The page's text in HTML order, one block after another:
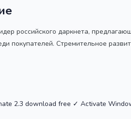
российского даркнета,
покупателей. Стремительное
2.3 download free ✓ Activate